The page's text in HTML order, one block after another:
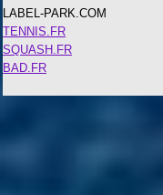
LABEL-PARK.COM
TENNIS.FR
SQUASH.FR
BAD.FR